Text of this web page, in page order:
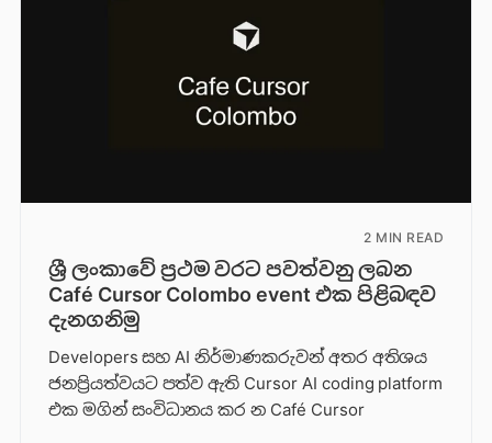
2 MIN READ
ශ්‍රී ලංකාවේ ප්‍රථම වරට පවත්වනු ලබන
Café Cursor Colombo event එක පිළිබඳව
දැනගනිමු
Developers සහ AI නිර්මාණකරුවන් අතර අතිශය
ජනප්‍රියත්වයට පත්ව ඇති Cursor AI coding platform
එක මගින් සංවිධානය කර න Café Cursor